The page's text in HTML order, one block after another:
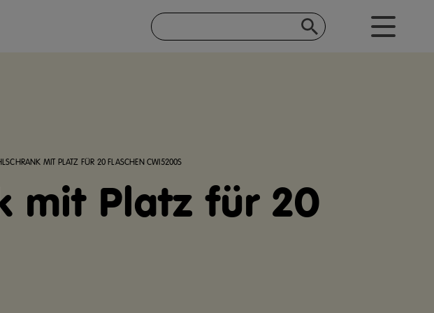
MIT PLATZ FÜR 20 FLASCHEN CWI5200S
mit Platz für 20